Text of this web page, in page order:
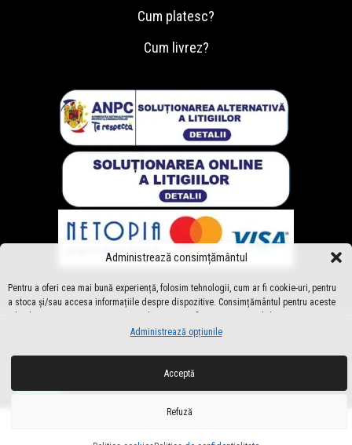
Administrează consimțământul
Pentru a oferi cea mai bună experiență, folosim tehnologii, cum ar fi cookie-uri, pentru
a stoca și/sau accesa informațiile despre dispozitive. Consimțământul pentru aceste
ID-uri unice pe acest site. Dacă nu îți dai consimțământul sau îți retragi
funcții.
Administrează opțiunile
Acceptă
Refuză
Cum platesc?
Cum livrez?
©AshomeDesign2025. All Rights Reserved.